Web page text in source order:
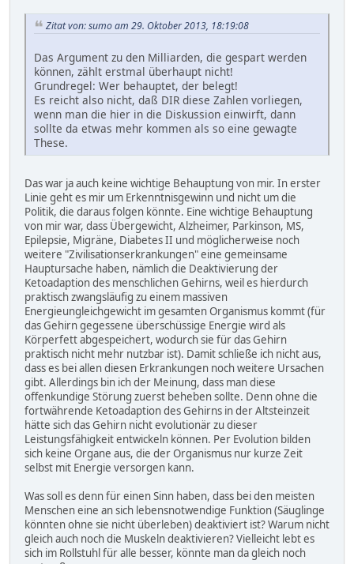
Zitat von: sumo am 29. Oktober 2013, 18:19:08
Das Argument zu den Milliarden, die gespart werden
können, zählt erstmal überhaupt nicht!
Grundregel: Wer behauptet, der belegt!
Es reicht also nicht, daß DIR diese Zahlen vorliegen,
wenn man die hier in die Diskussion einwirft, dann
sollte da etwas mehr kommen als so eine gewagte
These.
Das war ja auch keine wichtige Behauptung von mir. In erster
Linie geht es mir um Erkenntnisgewinn und nicht um die
Politik, die daraus folgen könnte. Eine wichtige Behauptung
von mir war, dass Übergewicht, Alzheimer, Parkinson, MS,
Epilepsie, Migräne, Diabetes II und möglicherweise noch
weitere "Zivilisationserkrankungen" eine gemeinsame
Hauptursache haben, nämlich die Deaktivierung der
Ketoadaption des menschlichen Gehirns, weil es hierdurch
praktisch zwangsläufig zu einem massiven
Energieungleichgewicht im gesamten Organismus kommt (für
das Gehirn gegessene überschüssige Energie wird als
Körperfett abgespeichert, wodurch sie für das Gehirn
praktisch nicht mehr nutzbar ist). Damit schließe ich nicht aus,
dass es bei allen diesen Erkrankungen noch weitere Ursachen
gibt. Allerdings bin ich der Meinung, dass man diese
offenkundige Störung zuerst beheben sollte. Denn ohne die
fortwährende Ketoadaption des Gehirns in der Altsteinzeit
hätte sich das Gehirn nicht evolutionär zu dieser
Leistungsfähigkeit entwickeln können. Per Evolution bilden
sich keine Organe aus, die der Organismus nur kurze Zeit
selbst mit Energie versorgen kann.
Was soll es denn für einen Sinn haben, dass bei den meisten
Menschen eine an sich lebensnotwendige Funktion (Säuglinge
könnten ohne sie nicht überleben) deaktiviert ist? Warum nicht
gleich auch noch die Muskeln deaktivieren? Vielleicht lebt es
sich im Rollstuhl für alle besser, könnte man da gleich noch